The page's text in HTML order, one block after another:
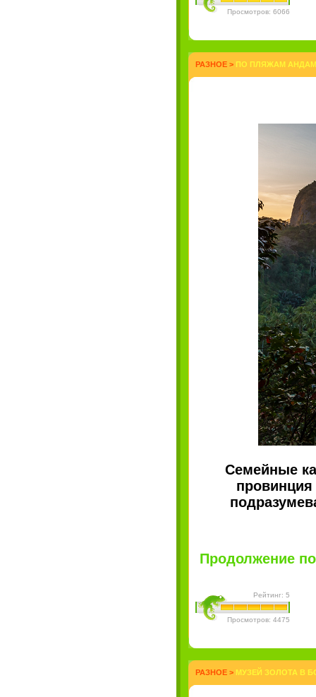
Просмотров: 6066
РАЗНОЕ > ПО ПЛЯЖАМ
Семейные
Продолжение
Рейтинг: 5
Просмотров: 4475
РАЗНОЕ > МУЗЕЙ ЗОЛОТА В